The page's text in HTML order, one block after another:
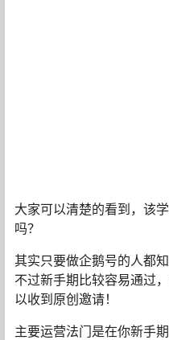
大家可以清楚的看到，该
吗？
其实只要做企鹅号的人都
不过新手期比较容易通过
以收到原创邀请！
主要运营法门是在你新手